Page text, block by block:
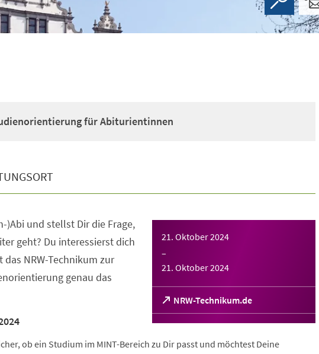
für Abiturientinnen
21. Oktober 2024
–
21. Oktober 2024
NRW-Technikum.de
(Öffnet
in
einem
Tab)
)Abi und stellst Dir die Frage,
geht? Du interessierst dich
das NRW-Technikum zur
genau das
ob ein Studium im MINT-Bereich zu Dir passt und möchtest Deine